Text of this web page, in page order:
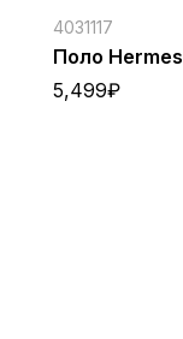
4031117
Поло Hermes
5,499₽